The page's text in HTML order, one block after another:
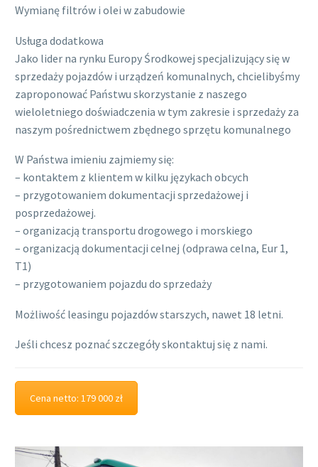
Wymianę filtrów i olei w zabudowie
Usługa dodatkowa
Jako lider na rynku Europy Środkowej specjalizujący się w
sprzedaży pojazdów i urządzeń komunalnych, chcielibyśmy
zaproponować Państwu skorzystanie z naszego
wieloletniego doświadczenia w tym zakresie i sprzedaży za
naszym pośrednictwem zbędnego sprzętu komunalnego
W Państwa imieniu zajmiemy się:
– kontaktem z klientem w kilku językach obcych
– przygotowaniem dokumentacji sprzedażowej i
posprzedażowej.
– organizacją transportu drogowego i morskiego
– organizacją dokumentacji celnej (odprawa celna, Eur 1,
T1)
– przygotowaniem pojazdu do sprzedaży
Możliwość leasingu pojazdów starszych, nawet 18 letni.
Jeśli chcesz poznać szczegóły skontaktuj się z nami.
Cena netto: 179 000 zł